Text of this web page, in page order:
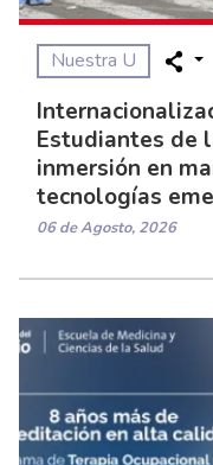
Nuestra U
Estudiantes de
inmersión en
tecnologías
06 de Agosto, 2026